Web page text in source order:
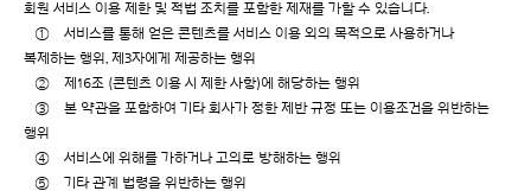
회원 서비스 이용 제한 및 적법 조치를 포함한 제재를 가할 수 있습니다.
① 서비스를 통해 얻은 콘텐츠를 서비스 이용 외의 목적으로 사용하거나
복제하는 행위, 제3자에게 제공하는 행위
② 제16조 (콘텐츠 이용 시 제한 사항)에 해당하는 행위
③ 본 약관을 포함하여 기타 회사가 정한 제반 규정 또는 이용조건을 위반하는
행위
④ 서비스에 위해를 가하거나 고의로 방해하는 행위
⑤ 기타 관계 법령을 위반하는 행위